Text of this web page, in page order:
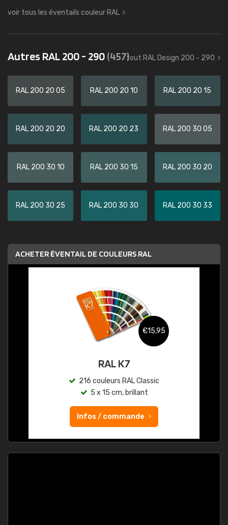
voir tous les éventails couleur RAL
Autres RAL 200 - 290(457)tout RAL Design 200 - 290
RAL 200 20 05 RAL 200 20 10 RAL 200 20 15
RAL 200 20 20 RAL 200 20 23 RAL 200 30 05
RAL 200 30 10 RAL 200 30 15 RAL 200 30 20
RAL 200 30 25 RAL 200 30 30 RAL 200 30 33
ACHETER ÉVENTAIL DE COULEURS RAL
€15,95
RAL K7
216 couleurs RAL Classic
5 x 15 cm, brillant
Infos / commande